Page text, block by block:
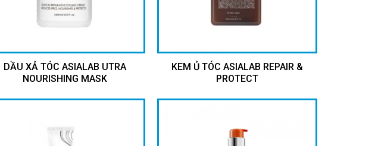
DẦU XẢ TÓC ASIALAB UTRA
NOURISHING MASK
KEM Ủ TÓC ASIALAB REPAIR &
PROTECT